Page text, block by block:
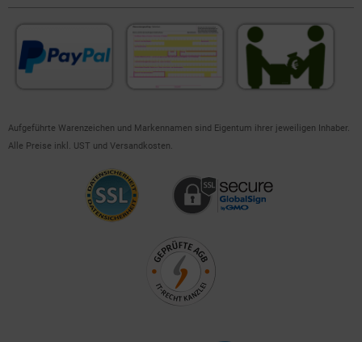
Aufgeführte Warenzeichen und Markennamen sind Eigentum ihrer jeweiligen Inhaber.
Alle Preise inkl. UST und Versandkosten.